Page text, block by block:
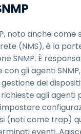
noto anche come
(NMS), è la
SNMP. È
con gli agenti
dei
agli agenti
(noti come trap)